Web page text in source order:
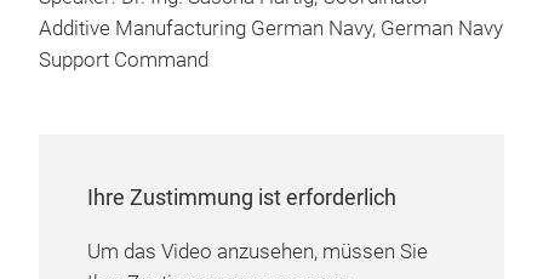
Additive Manufacturing German Navy, German Navy
Support Command
Ihre Zustimmung ist erforderlich
Um das Video anzusehen, müssen Sie